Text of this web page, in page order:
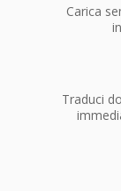
Carica
Traduci